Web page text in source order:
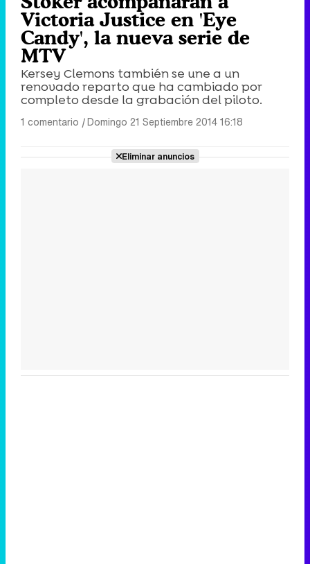
Victoria Justice en 'Eye
Candy', la nueva serie de
MTV
Kersey Clemons también se une a un
renovado reparto que ha cambiado por
completo desde la grabación del piloto.
1 comentario |Domingo 21 Septiembre 2014 16:18
Eliminar anuncios